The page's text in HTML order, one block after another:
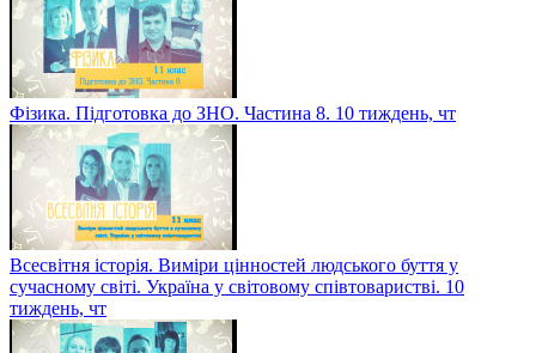
Фізика. Підготовка до ЗНО. Частина 8. 10 тиждень, чт
Всесвітня історія. Виміри цінностей людського буття у
сучасному світі. Україна у світовому співтоваристві. 10
тиждень, чт